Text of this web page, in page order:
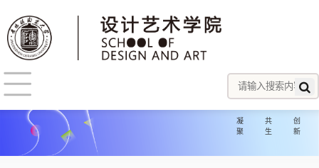
凝聚 共生 创新